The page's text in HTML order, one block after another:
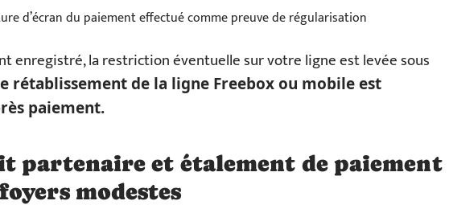
d’écran du paiement effectué comme preuve de régularisation
enregistré, la restriction éventuelle sur votre ligne est levée sous
rétablissement de la ligne Freebox ou mobile est
paiement.
partenaire et étalement de paiement
modestes